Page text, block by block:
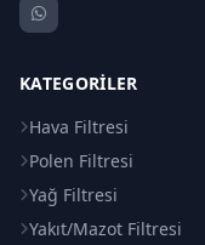
KATEGORILER
Hava Filtresi
Polen Filtresi
Yağ Filtresi
Yakıt/Mazot Filtresi